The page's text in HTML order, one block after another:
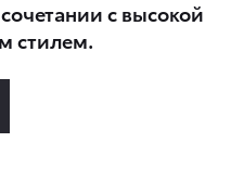
с высокой
стилем.